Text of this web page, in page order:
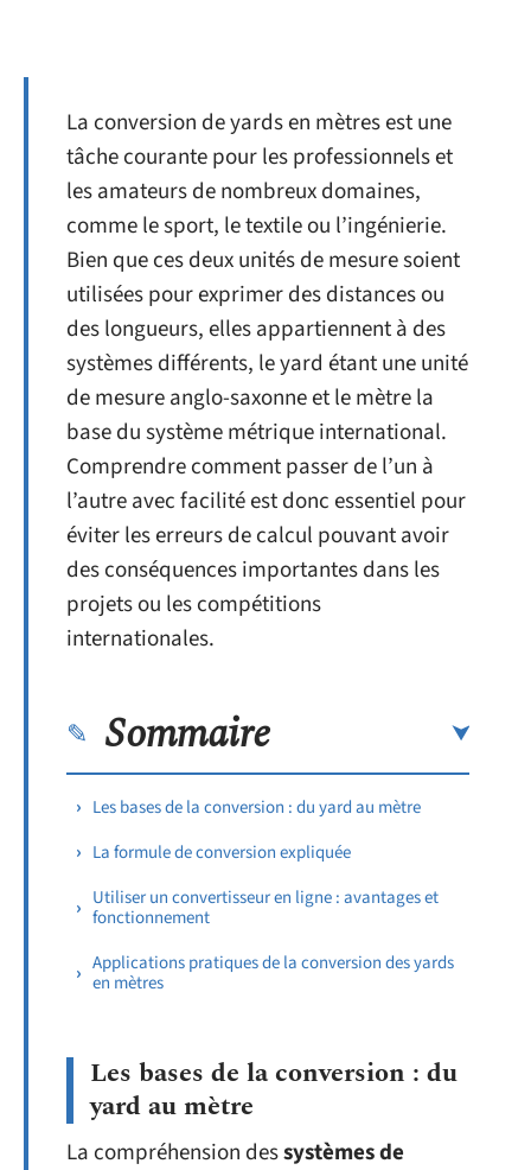
La conversion de yards en mètres est une
tâche courante pour les professionnels et
les amateurs de nombreux domaines,
comme le sport, le textile ou l’ingénierie.
Bien que ces deux unités de mesure soient
utilisées pour exprimer des distances ou
des longueurs, elles appartiennent à des
systèmes différents, le yard étant une unité
de mesure anglo-saxonne et le mètre la
base du système métrique international.
Comprendre comment passer de l’un à
l’autre avec facilité est donc essentiel pour
éviter les erreurs de calcul pouvant avoir
des conséquences importantes dans les
projets ou les compétitions
internationales.
Sommaire
Les bases de la conversion : du yard au mètre
La formule de conversion expliquée
Utiliser un convertisseur en ligne : avantages et
fonctionnement
Applications pratiques de la conversion des yards
en mètres
Les bases de la conversion : du
yard au mètre
La compréhension dessystèmes de